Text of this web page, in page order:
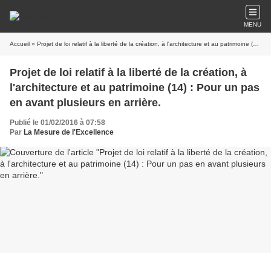
MENU
Accueil » Projet de loi relatif à la liberté de la création, à l'architecture et au patrimoine (14) : Pour un pas en avant plusieurs en arrière.
Projet de loi relatif à la liberté de la création, à
l'architecture et au patrimoine (14) : Pour un pas
en avant plusieurs en arrière.
Publié le 01/02/2016 à 07:58
Par La Mesure de l'Excellence